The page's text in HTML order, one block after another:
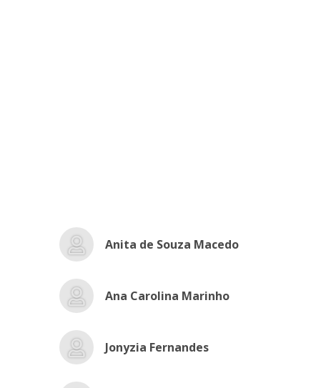
Anita de Souza Macedo
Ana Carolina Marinho
Jonyzia Fernandes